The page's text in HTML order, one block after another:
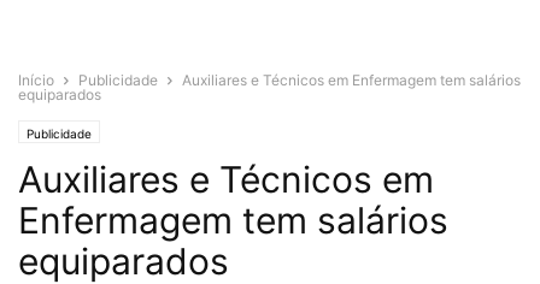
Início Publicidade
Auxiliares e Técnicos em Enfermagem tem salários
equiparados
Publicidade
Auxiliares e Técnicos em
Enfermagem tem salários
equiparados